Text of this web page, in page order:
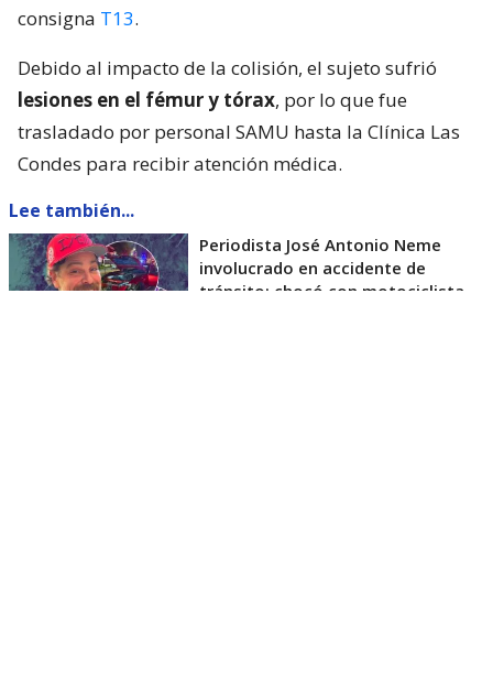
consigna T13.
Debido al impacto de la colisión, el sujeto sufrió
lesiones en el fémur y tórax, por lo que fue
trasladado por personal SAMU hasta la Clínica Las
Condes para recibir atención médica.
Lee también...
Periodista José Antonio Neme
involucrado en accidente de
tránsito: chocó con motociclista